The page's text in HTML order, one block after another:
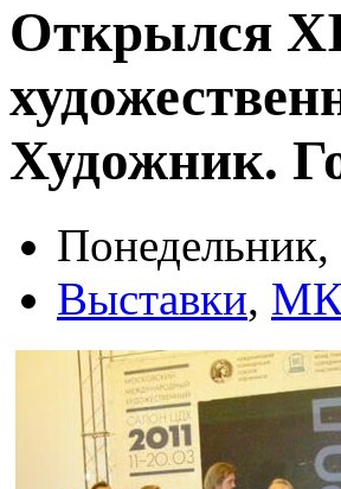
Открылся
Художник.
Выставки,